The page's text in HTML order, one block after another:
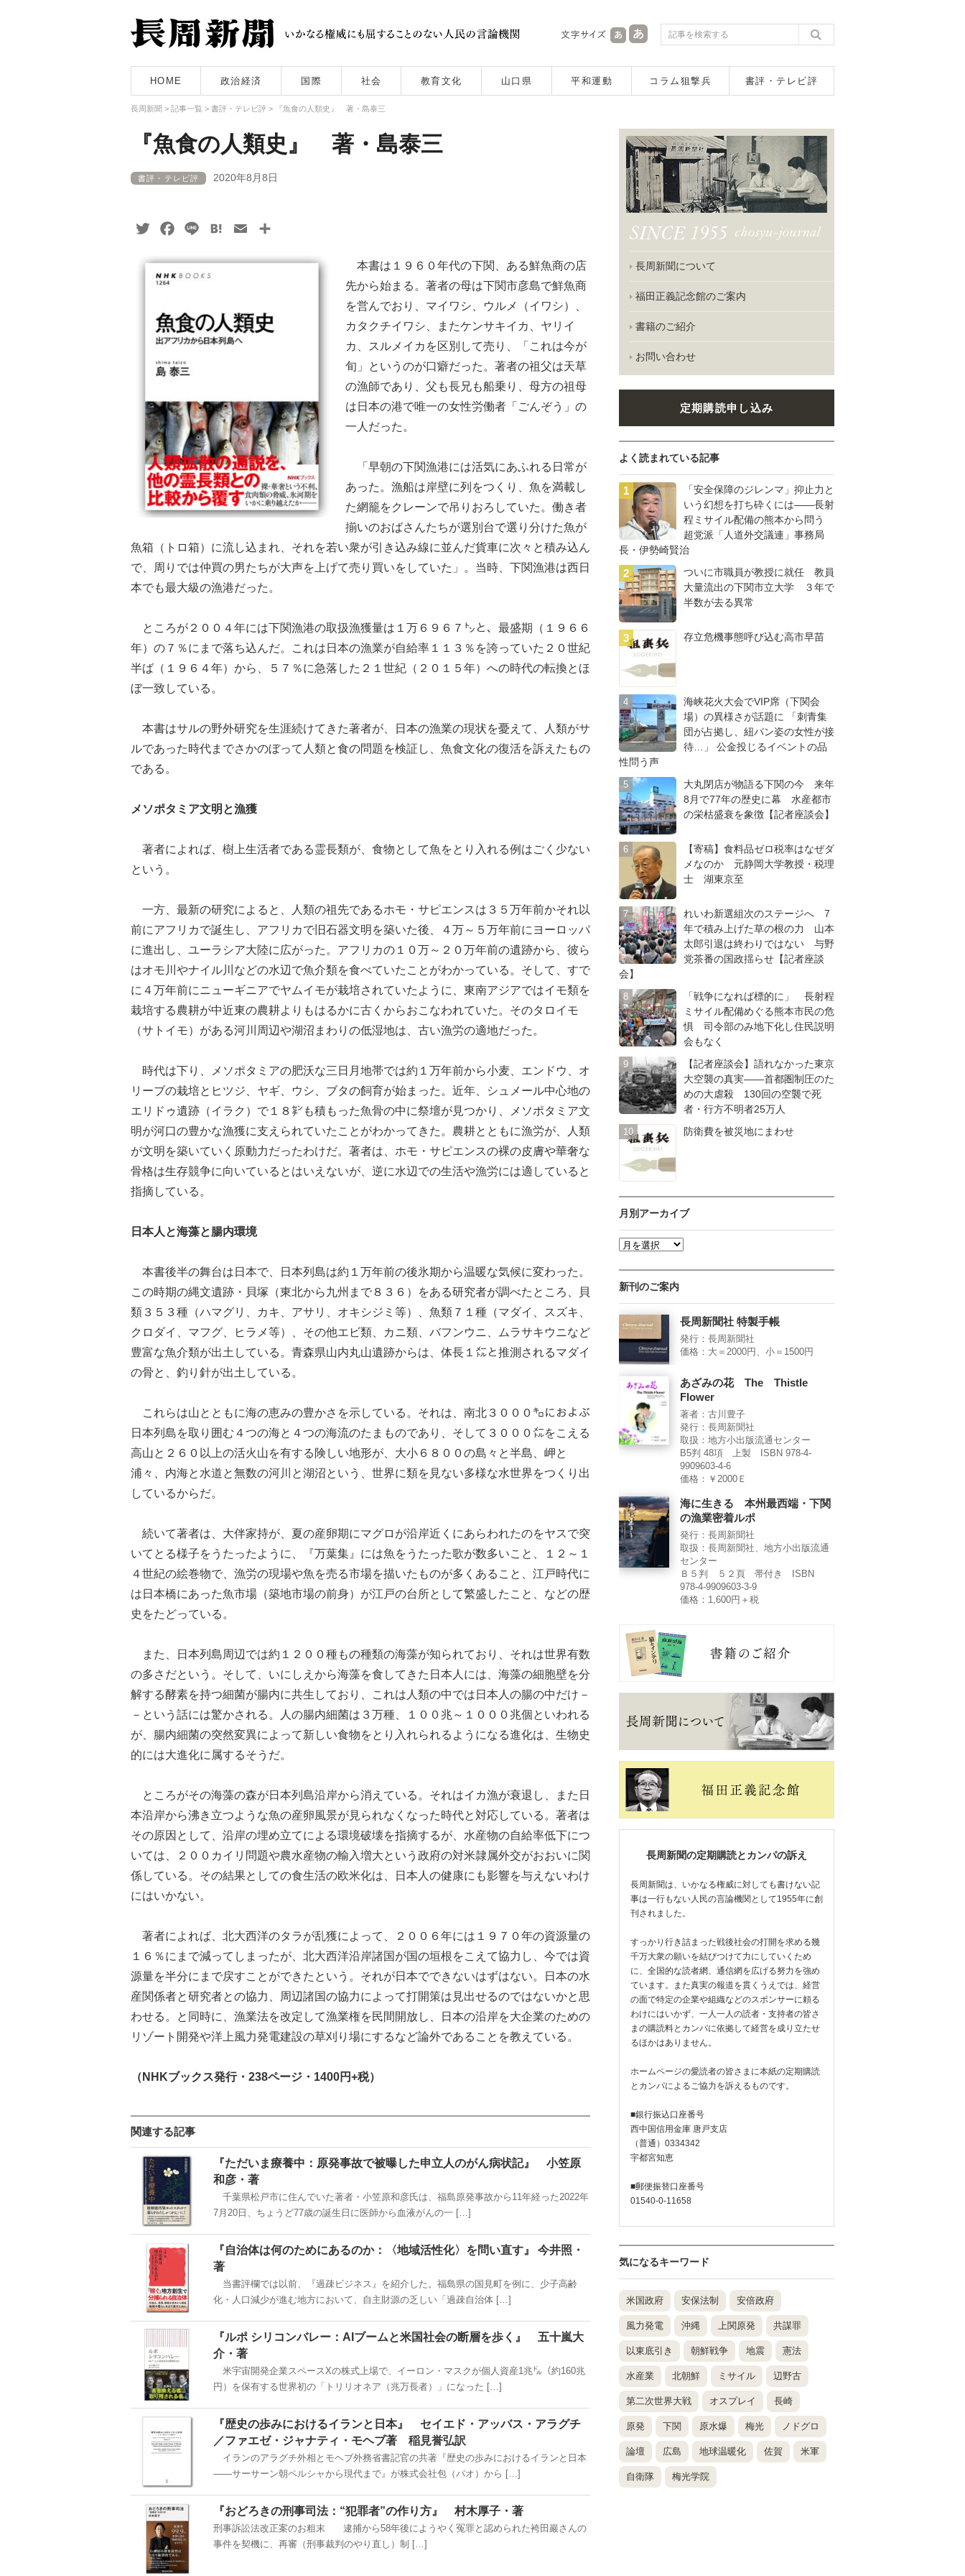
HOME 政治経済 国際 社会 教育文化 山口県 平和運動 コラム狙撃兵 書評・テレビ評
長周新聞 > 記事一覧 > 書評・テレビ評 > 『魚食の人類史』 著・島泰三
『魚食の人類史』 著・島泰三
書評・テレビ評 2020年8月8日
TwitterFacebook
Line HatenaEmail
本書は１９６０年代の下関、ある鮮魚商の店
先から始まる。著者の母は下関市彦島で鮮魚商
を営んでおり、マイワシ、ウルメ（イワシ）、
カタクチイワシ、またケンサキイカ、ヤリイ
カ、スルメイカを区別して売り、「これは今が
旬」というのが口癖だった。著者の祖父は天草
の漁師であり、父も長兄も船乗り、母方の祖母
は日本の港で唯一の女性労働者「ごんぞう」の
一人だった。
「早朝の下関漁港には活気にあふれる日常が
あった。漁船は岸壁に列をつくり、魚を満載し
た網籠をクレーンで吊りおろしていた。働き者
揃いのおばさんたちが選別台で選り分けた魚が
魚箱（トロ箱）に流し込まれ、それを若い衆が引き込み線に並んだ貨車に次々と積み込ん
で、周りでは仲買の男たちが大声を上げて売り買いをしていた」。当時、下関漁港は西日
本でも最大級の漁港だった。
ところが２００４年には下関漁港の取扱漁獲量は１万６９６７㌧と、最盛期（１９６６
年）の７％にまで落ち込んだ。これは日本の漁業が自給率１１３％を誇っていた２０世紀
半ば（１９６４年）から、５７％に急落した２１世紀（２０１５年）への時代の転換とほ
ぼ一致している。
本書はサルの野外研究を生涯続けてきた著者が、日本の漁業の現状を憂えて、人類がサ
ルであった時代までさかのぼって人類と食の問題を検証し、魚食文化の復活を訴えたもの
である。
メソポタミア文明と漁獲
著者によれば、樹上生活者である霊長類が、食物として魚をとり入れる例はごく少ない
という。
一方、最新の研究によると、人類の祖先であるホモ・サピエンスは３５万年前かそれ以
前にアフリカで誕生し、アフリカで旧石器文明を築いた後、４万～５万年前にヨーロッパ
に進出し、ユーラシア大陸に広がった。アフリカの１０万～２０万年前の遺跡から、彼ら
はオモ川やナイル川などの水辺で魚介類を食べていたことがわかっている。そして、すで
に４万年前にニューギニアでヤムイモが栽培されていたように、東南アジアではイモ類を
栽培する農耕が中近東の農耕よりもはるかに古くからおこなわれていた。そのタロイモ
（サトイモ）がある河川周辺や湖沼まわりの低湿地は、古い漁労の適地だった。
時代は下り、メソポタミアの肥沃な三日月地帯では約１万年前から小麦、エンドウ、オ
リーブの栽培とヒツジ、ヤギ、ウシ、ブタの飼育が始まった。近年、シュメール中心地の
エリドゥ遺跡（イラク）で１８㌢も積もった魚骨の中に祭壇が見つかり、メソポタミア文
明が河口の豊かな漁獲に支えられていたことがわかってきた。農耕とともに漁労が、人類
が文明を築いていく原動力だったわけだ。著者は、ホモ・サピエンスの裸の皮膚や華奢な
骨格は生存競争に向いているとはいえないが、逆に水辺での生活や漁労には適していると
指摘している。
日本人と海藻と腸内環境
本書後半の舞台は日本で、日本列島は約１万年前の後氷期から温暖な気候に変わった。
この時期の縄文遺跡・貝塚（東北から九州まで８３６）をある研究者が調べたところ、貝
類３５３種（ハマグリ、カキ、アサリ、オキシジミ等）、魚類７１種（マダイ、スズキ、
クロダイ、マフグ、ヒラメ等）、その他エビ類、カニ類、バフンウニ、ムラサキウニなど
豊富な魚介類が出土している。青森県山内丸山遺跡からは、体長１㍍と推測されるマダイ
の骨と、釣り針が出土している。
これらは山とともに海の恵みの豊かさを示している。それは、南北３０００㌔におよぶ
日本列島を取り囲む４つの海と４つの海流のたまものであり、そして３０００㍍をこえる
高山と２６０以上の活火山を有する険しい地形が、大小６８００の島々と半島、岬と
浦々、内海と水道と無数の河川と湖沼という、世界に類を見ない多様な水世界をつくり出
しているからだ。
続いて著者は、大伴家持が、夏の産卵期にマグロが沿岸近くにあらわれたのをヤスで突
いてとる様子をうたったように、『万葉集』には魚をうたった歌が数多いこと、１２～１
４世紀の絵巻物で、漁労の現場や魚を売る市場を描いたものが多くあること、江戸時代に
は日本橋にあった魚市場（築地市場の前身）が江戸の台所として繁盛したこと、などの歴
史をたどっている。
また、日本列島周辺では約１２００種もの種類の海藻が知られており、それは世界有数
の多さだという。そして、いにしえから海藻を食してきた日本人には、海藻の細胞壁を分
解する酵素を持つ細菌が腸内に共生しており、これは人類の中では日本人の腸の中だけ－
－という話には驚かされる。人の腸内細菌は３万種、１００兆～１０００兆個といわれる
が、腸内細菌の突然変異によって新しい食物をとり入れられるようになる進化は、生物史
的には大進化に属するそうだ。
ところがその海藻の森が日本列島沿岸から消えている。それはイカ漁が衰退し、また日
本沿岸から沸き立つような魚の産卵風景が見られなくなった時代と対応している。著者は
その原因として、沿岸の埋め立てによる環境破壊を指摘するが、水産物の自給率低下につ
いては、２００カイリ問題や農水産物の輸入増大という政府の対米隷属外交がおおいに関
係している。その結果としての食生活の欧米化は、日本人の健康にも影響を与えないわけ
にはいかない。
著者によれば、北大西洋のタラが乱獲によって、２００６年には１９７０年の資源量の
１６％にまで減ってしまったが、北大西洋沿岸諸国が国の垣根をこえて協力し、今では資
源量を半分にまで戻すことができたという。それが日本でできないはずはない。日本の水
産関係者と研究者との協力、周辺諸国の協力によって打開策は見出せるのではないかと思
わせる。と同時に、漁業法を改定して漁業権を民間開放し、日本の沿岸を大企業のための
リゾート開発や洋上風力発電建設の草刈り場にするなど論外であることを教えている。
（NHKブックス発行・238ページ・1400円+税）
関連する記事
『ただいま療養中：原発事故で被曝した申立人のがん病状記』 小笠原
和彦・著
千葉県松戸市に住んでいた著者・小笠原和彦氏は、福島原発事故から11年経った2022年
7月20日、ちょうど77歳の誕生日に医師から血液がんの一 […]
『自治体は何のためにあるのか：〈地域活性化〉を問い直す』 今井照・
著
当書評欄では以前、『過疎ビジネス』を紹介した。福島県の国見町を例に、少子高齢
化・人口減少が進む地方において、自主財源の乏しい「過疎自治体 […]
『ルポ シリコンバレー：AIブームと米国社会の断層を歩く』 五十嵐大
介・著
米宇宙開発企業スペースXの株式上場で、イーロン・マスクが個人資産1兆㌦（約160兆
円）を保有する世界初の「トリリオネア（兆万長者）」になった […]
『歴史の歩みにおけるイランと日本』 セイエド・アッバス・アラグチ
／ファエゼ・ジャナティ・モヘブ著 稲見誉弘訳
イランのアラグチ外相とモヘブ外務省書記官の共著『歴史の歩みにおけるイランと日本
――サーサーン朝ペルシャから現代まで』が株式会社包（パオ）から […]
『おどろきの刑事司法：“犯罪者”の作り方』 村木厚子・著
刑事訴訟法改正案のお粗末 逮捕から58年後にようやく冤罪と認められた袴田巖さんの
事件を契機に、再審（刑事裁判のやり直し）制 […]
長周新聞について
福田正義記念館のご案内
書籍のご紹介
お問い合わせ
定期購読申し込み
よく読まれている記事
「安全保障のジレンマ」抑止力と
いう幻想を打ち砕くには――長射
程ミサイル配備の熊本から問う
超党派「人道外交議連」事務局
長・伊勢崎賢治
ついに市職員が教授に就任 教員
大量流出の下関市立大学 ３年で
半数が去る異常
存立危機事態呼び込む高市早苗
海峡花火大会でVIP席（下関会
場）の異様さが話題に 「刺青集
団が占拠し、紐パン姿の女性が接
待…」 公金投じるイベントの品
性問う声
大丸閉店が物語る下関の今 来年
8月で77年の歴史に幕 水産都市
の栄枯盛衰を象徴【記者座談会】
【寄稿】食料品ゼロ税率はなぜダ
メなのか 元静岡大学教授・税理
士 湖東京至
れいわ新選組次のステージへ 7
年で積み上げた草の根の力 山本
太郎引退は終わりではない 与野
党茶番の国政揺らせ【記者座談
会】
「戦争になれば標的に」 長射程
ミサイル配備めぐる熊本市民の危
惧 司令部のみ地下化し住民説明
会もなく
【記者座談会】語れなかった東京
大空襲の真実――首都圏制圧のた
めの大虐殺 130回の空襲で死
者・行方不明者25万人
防衛費を被災地にまわせ
月別アーカイブ
新刊のご案内
長周新聞社 特製手帳
発行：長周新聞社
価格：大＝2000円、小＝1500円
あざみの花 The Thistle
Flower
著者：古川豊子
発行：長周新聞社
取扱：地方小出版流通センター
B5判 48項 上製 ISBN 978-4-
9909603-4-6
価格：￥2000Ｅ
海に生きる 本州最西端・下関
の漁業密着ルポ
発行：長周新聞社
取扱：長周新聞社、地方小出版流通
センター
Ｂ５判 ５２頁 帯付き ISBN
978-4-9909603-3-9
価格：1,600円＋税
長周新聞の定期購読とカンパの訴え
長周新聞は、いかなる権威に対しても書けない記
事は一行もない人民の言論機関として1955年に創
刊されました。
すっかり行き詰まった戦後社会の打開を求める幾
千万大衆の願いを結びつけて力にしていくため
に、全国的な読者網、通信網を広げる努力を強め
ています。また真実の報道を貫くうえでは、経営
の面で特定の企業や組織などのスポンサーに頼る
わけにはいかず、一人一人の読者・支持者の皆さ
まの購読料とカンパに依拠して経営を成り立たせ
るほかはありません。
ホームページの愛読者の皆さまに本紙の定期購読
とカンパによるご協力を訴えるものです。
■銀行振込口座番号
西中国信用金庫 唐戸支店
（普通）0334342
宇都宮知恵
■郵便振替口座番号
01540-0-11658
気になるキーワード
米国政府 安保法制 安倍政府
風力発電 沖縄 上関原発 共謀罪
以東底引き 朝鮮戦争 地震 憲法
水産業 北朝鮮 ミサイル 辺野古
第二次世界大戦 オスプレイ 長崎
原発 下関 原水爆 梅光 ノドグロ
論壇 広島 地球温暖化 佐賀 米軍
自衛隊 梅光学院